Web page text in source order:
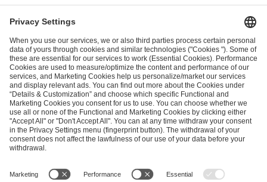
andPrivacy Policy
SEND MESSAGE